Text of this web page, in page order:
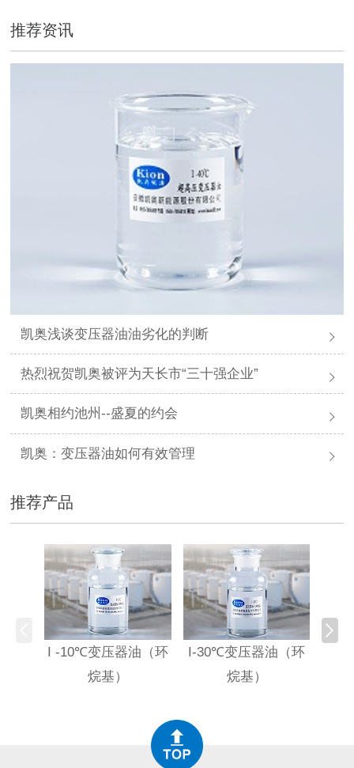
推荐资讯
凯奥浅谈变压器油油劣化的判断
热烈祝贺凯奥被评为天长市“三十强企业”
凯奥相约池州--盛夏的约会
凯奥：变压器油如何有效管理
推荐产品
I -10℃变压器油（环
烷基）
I-30℃变压器油（环
烷基）